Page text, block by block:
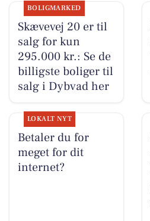
BOLIGMARKED
Skævevej 20 er til
salg for kun
295.000 kr.: Se de
billigste boliger til
salg i Dybvad her
LOKALT NYT
Betaler du for
meget for dit
internet?